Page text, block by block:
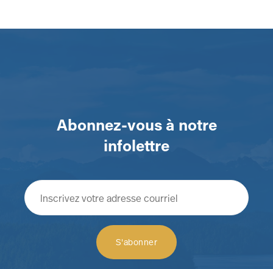
Abonnez-vous à notre
infolettre